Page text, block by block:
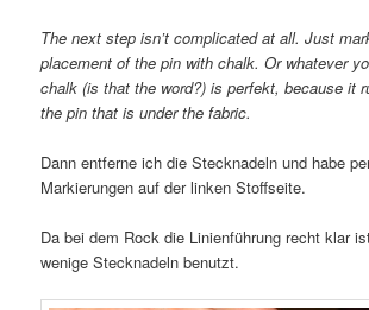
The next step isn’t complicated at all. Just
placement of the pin with chalk. Or whatever
chalk (is that the word?) is perfekt, because it
the pin that is under the fabric.
Dann entferne ich die Stecknadeln und habe
Markierungen auf der linken Stoffseite.
Da bei dem Rock die Linienführung recht klar
wenige Stecknadeln benutzt.